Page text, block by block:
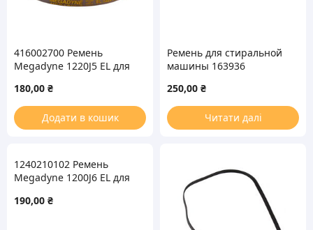
416002700 Ремень
Megadyne 1220J5 EL для
180,00 ₴
Додати в кошик
Ремень для стиральной
машины 163936
черный
250,00 ₴
Читати далі
1240210102 Ремень
Megadyne 1200J6 EL для
190,00 ₴